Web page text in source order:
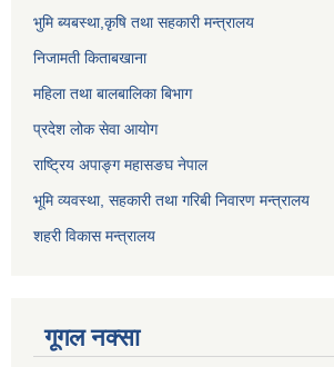
भुमि ब्यबस्था,कृषि तथा सहकारी मन्त्रालय
निजामती किताबखाना
महिला तथा बालबालिका बिभाग
प्रदेश लोक सेवा आयोग
राष्ट्रिय अपाङ्ग महासङघ नेपाल
भूमि व्यवस्था, सहकारी तथा गरिबी निवारण मन्त्रालय
शहरी विकास मन्त्रालय
गूगल नक्सा